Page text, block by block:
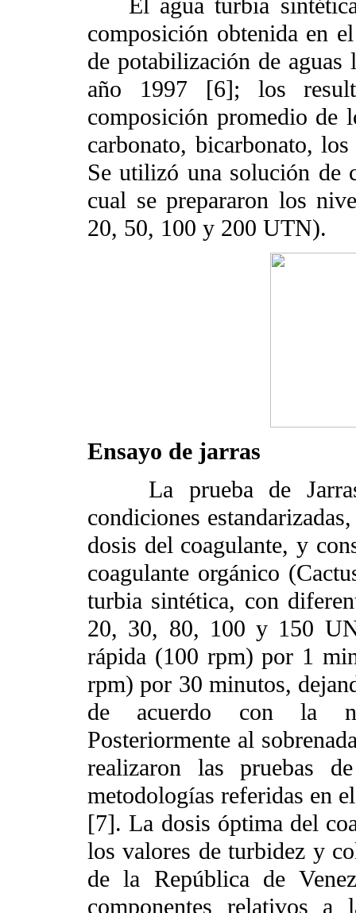
El agua turbia sintética
composición obtenida en
de potabilización de
año 1997 [6]; los
composición promedio de
carbonato, bicarbonato,
Se utilizó una solución de
cual se prepararon los
20, 50, 100 y 200 UTN).
Ensayo de jarras
La prueba de Jarras
condiciones
dosis del coagulante, y
coagulante orgánico
turbia sintética, con
20, 30, 80, 100 y 150
rápida (100 rpm) por 1
rpm) por 30 minutos,
de acuerdo con la
Posteriormente al
realizaron las pruebas
metodologías referidas en
[7]. La dosis óptima del
los valores de turbidez y
de la República de
componentes relativos a